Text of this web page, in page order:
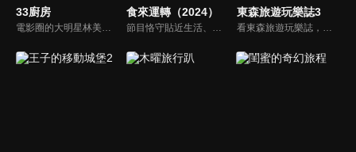
33廚房
電影圈的大明星林美秀首度跨足綜藝接主持棒，帶領駱進漢師傅以及黃景龍師傅大展廚藝與觀眾們一起美味上菜！
食來運轉（2024）
節目恪守貼近生活、生動有趣的創作目標，探求美食新境界。八閩創富系列，展現勤勞樸實的八閩人播撒希望、耕耘收穫，共同構建起脫貧攻堅，創建小康生活的風貌。
東森旅遊玩樂誌3
看東森旅遊玩樂誌，發現旅遊吃喝玩樂新鮮事，玩樂誌帶大家輕鬆悠遊全世界！看主持人旅途中發生什麼大小趣事？挖掘什麼樣的文化趣味，和他們一起好笑、一起感動！跟著節目這樣玩！